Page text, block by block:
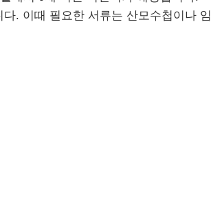
. 이때 필요한 서류는 산모수첩이나 임